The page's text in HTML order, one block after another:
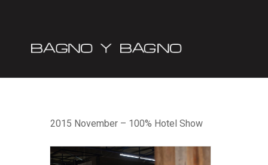
2015 November – 100% Hotel Show